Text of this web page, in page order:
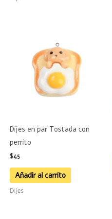
Dijes en par Tostada con
perrito
$45
Añadir al carrito
Dijes